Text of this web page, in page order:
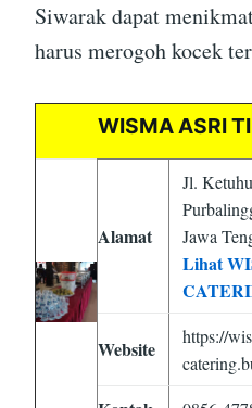
Siwarak dapat
harus merogoh kocek
WISMA ASRI
Alamat
Jl.
Jawa
Lihat
Website
https://